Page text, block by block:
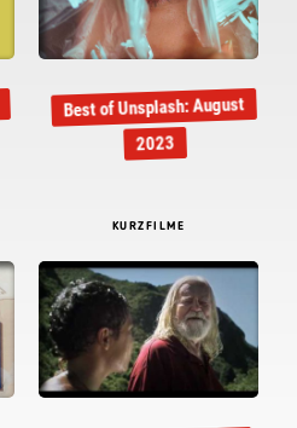
Best of Unsplash: August
2023
KURZFILME